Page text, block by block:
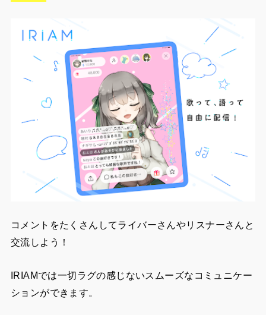
コメントをたくさんしてライバーさんやリスナーさんと
交流しよう！
IRIAMでは一切ラグの感じないスムーズなコミュニケー
ションができます。